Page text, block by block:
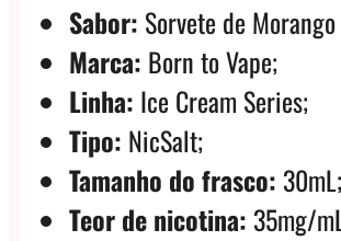
Sabor: Sorvete de
Marca: Born to Vape;
Linha: Ice Cream Series;
Tipo: NicSalt;
Tamanho do frasco: 30mL;
Teor de nicotina: 35mg/